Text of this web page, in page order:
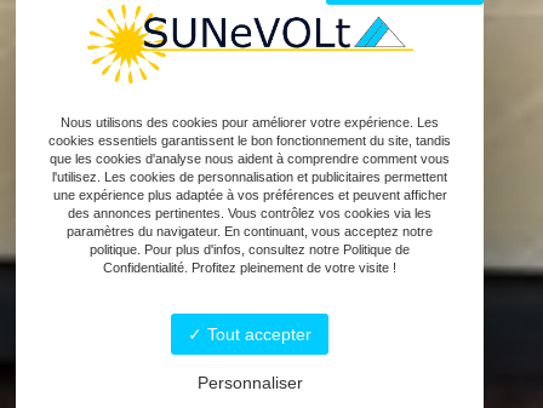
Nous utilisons des cookies pour améliorer votre expérience. Les
cookies essentiels garantissent le bon fonctionnement du site, tandis
que les cookies d'analyse nous aident à comprendre comment vous
l'utilisez. Les cookies de personnalisation et publicitaires permettent
une expérience plus adaptée à vos préférences et peuvent afficher
des annonces pertinentes. Vous contrôlez vos cookies via les
paramètres du navigateur. En continuant, vous acceptez notre
politique. Pour plus d'infos, consultez notre Politique de
Confidentialité. Profitez pleinement de votre visite !
Tout accepter
Personnaliser